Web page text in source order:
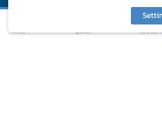
บทความ ภูมิแพ้คลับ